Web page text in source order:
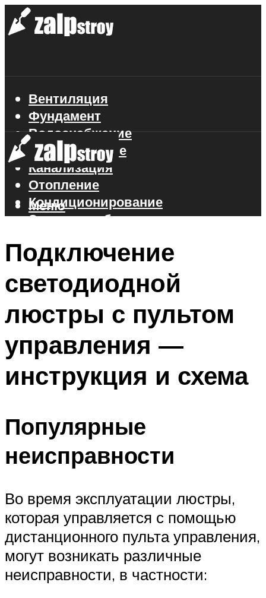
Вентиляция
Фундамент
Водоснабжение
Газоснабжение
Канализация
Отопление
Кондиционирование
Электроснабжение
Меню
Меню
Подключение
светодиодной
люстры с пультом
управления —
инструкция и схема
Популярные
неисправности
Во время эксплуатации люстры,
которая управляется с помощью
дистанционного пульта управления,
могут возникать различные
неисправности, в частности: